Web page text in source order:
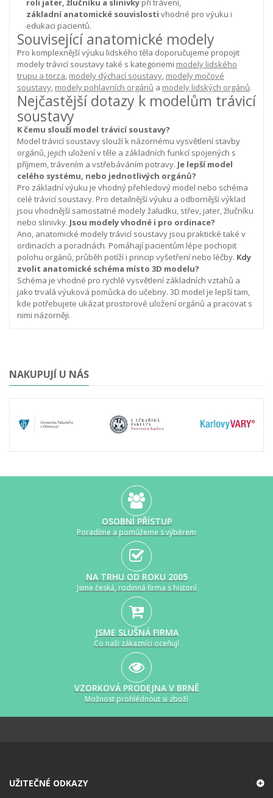
roli jater, žlučníku a slinivky při trávení,
základní anatomické souvislosti vhodné pro výuku i
edukaci pacientů.
Související anatomické modely
Pro komplexnější výuku lidského těla doporučujeme propojit
modely trávicí soustavy také s kategoriemi modely lidského
trupu a torza, modely dýchací soustavy, modely močové
soustavy, modely pohlavních orgánů a modely lidských orgánů.
Nejčastější dotazy k modelům trávicí
soustavy
K čemu slouží model trávicí soustavy?
Model trávicí soustavy slouží k názornému vysvětlení stavby
orgánů, jejich uložení v těle a základních funkcí spojených s
příjmem, trávením a vstřebáváním potravy. Je lepší model
celého systému, nebo jednotlivých orgánů?
Pro základní výuku je vhodný přehledový model nebo schéma
celé trávicí soustavy. Pro detailnější výuku a odbornější výklad
jsou vhodnější samostatné modely žaludku, střev, jater, žlučníku
nebo slinivky. Jsou modely vhodné i pro ordinace?
Ano, anatomické modely trávicí soustavy jsou praktické také v
ordinacích a poradnách. Pomáhají pacientům lépe pochopit
polohu orgánů, průběh potíží i princip vyšetření nebo léčby. Kdy
zvolit anatomické schéma místo 3D modelu?
Schéma je vhodné pro rychlé vysvětlení základních vztahů a
jako trvalá výuková pomůcka do učebny. 3D model je lepší tam,
kde potřebujete ukázat prostorové uložení orgánů a pracovat s
nimi názorněji.
NAKUPUJÍ U NÁS
OSOBNÍ PŘÍSTUP
Poradíme a pomůžeme s výběrem
NA TRHU OD ROKU 2005
Jsme česká, rodinná firma s historií
JSME SLUŠNÁ FIRMA
Co naši zákazníci oceňují
VZORKOVÁ PRODEJNA V BRNĚ
Možnost prohlédnout si zboží
UŽITEČNÉ ODKAZY